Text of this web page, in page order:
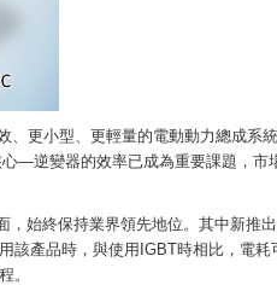
、更小型、更輕量的電動動力總成系
—逆變器的效率已成為重要課題，市
，始終保持業界領先地位。其中新推
該產品時，與使用IGBT時相比，電耗
。